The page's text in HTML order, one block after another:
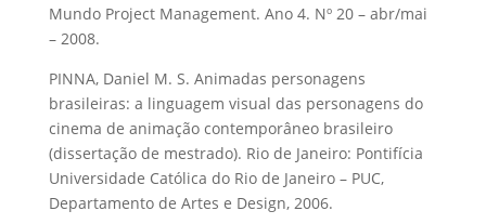
Mundo Project Management. Ano 4. Nº 20 – abr/mai
– 2008.
PINNA, Daniel M. S. Animadas personagens
brasileiras: a linguagem visual das personagens do
cinema de animação contemporâneo brasileiro
(dissertação de mestrado). Rio de Janeiro: Pontifícia
Universidade Católica do Rio de Janeiro – PUC,
Departamento de Artes e Design, 2006.